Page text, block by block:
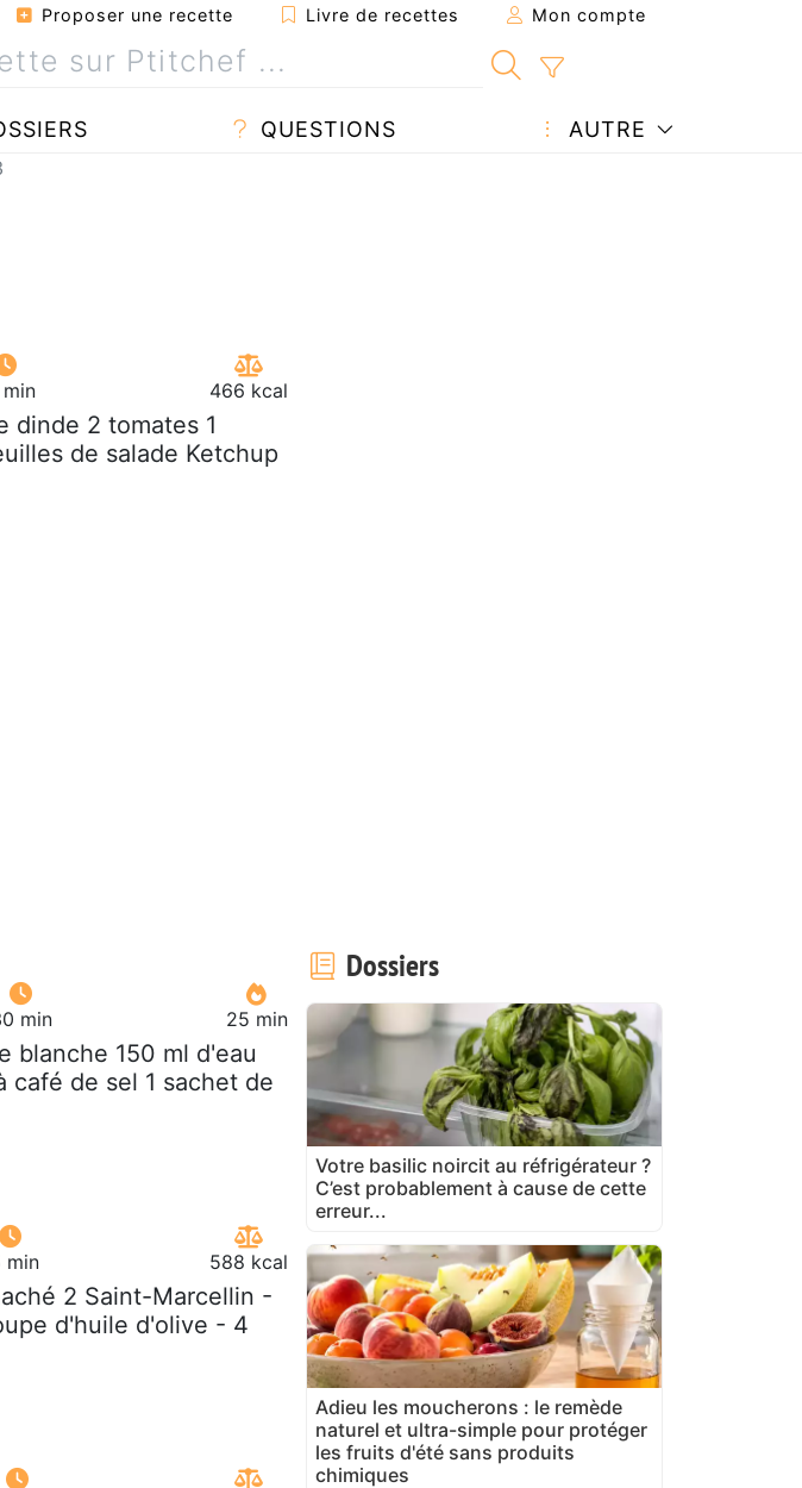
Proposer une recette Livre de recettes Mon compte
QUESTIONS AUTRE
466 kcal
dinde 2 tomates 1
de salade Ketchup
min 25 min
blanche 150 ml d'eau
café de sel 1 sachet de
min 588 kcal
2 Saint-Marcellin -
d'huile d'olive - 4
Dossiers
Votre basilic noircit au réfrigérateur ?
C’est probablement à cause de cette
erreur...
Adieu les moucherons : le remède
naturel et ultra-simple pour protéger
les fruits d'été sans produits
chimiques